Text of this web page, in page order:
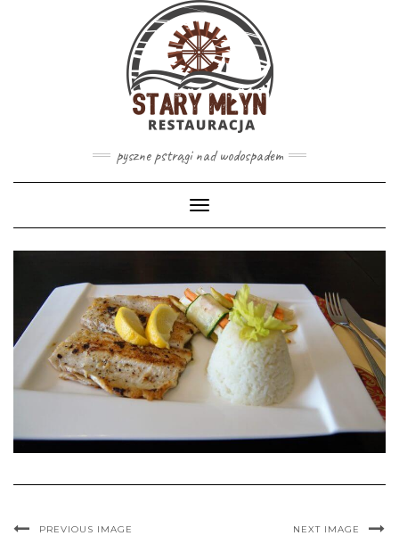
pyszne pstrągi nad wodospadem
Toggle
Navigation
PREVIOUS IMAGE NEXT IMAGE